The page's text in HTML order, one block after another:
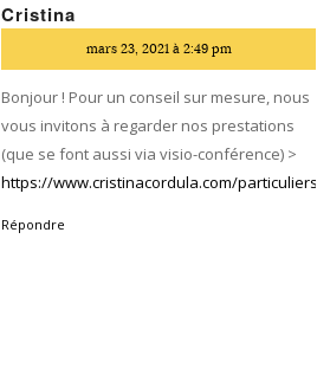
Cristina
mars 23, 2021 à 2:49 pm
Bonjour ! Pour un conseil sur mesure, nous
vous invitons à regarder nos prestations
(que se font aussi via visio-conférence) >
https://www.cristinacordula.com/
Répondre